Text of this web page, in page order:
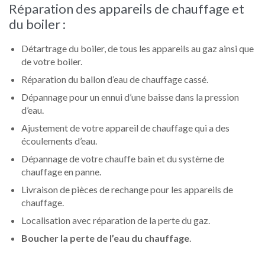
Réparation des appareils de chauffage et
du boiler :
Détartrage du boiler, de tous les appareils au gaz ainsi que
de votre boiler.
Réparation du ballon d’eau de chauffage cassé.
Dépannage pour un ennui d’une baisse dans la pression
d’eau.
Ajustement de votre appareil de chauffage qui a des
écoulements d’eau.
Dépannage de votre chauffe bain et du système de
chauffage en panne.
Livraison de pièces de rechange pour les appareils de
chauffage.
Localisation avec réparation de la perte du gaz.
Boucher la perte de l’eau du chauffage.